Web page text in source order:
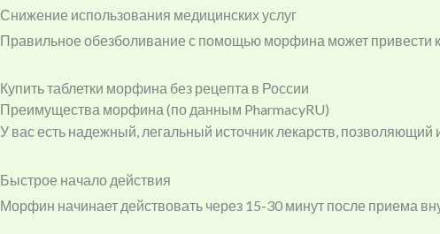
Снижение использования медицинских услуг
Правильное обезболивание с помощью морфина может привести
Купить таблетки морфина без рецепта в России
Преимущества морфина (по данным PharmacyRU)
У вас есть надежный, легальный источник лекарств,
Быстрое начало действия
Морфин начинает действовать через 15-30 минут после приема